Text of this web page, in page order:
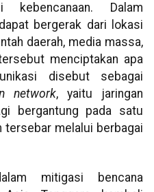
kebencanaan. Dalam
bergerak dari lokasi
daerah, media massa,
menciptakan apa
disebut sebagai
network, yaitu jaringan
bergantung pada satu
tersebar melalui berbagai
mitigasi bencana